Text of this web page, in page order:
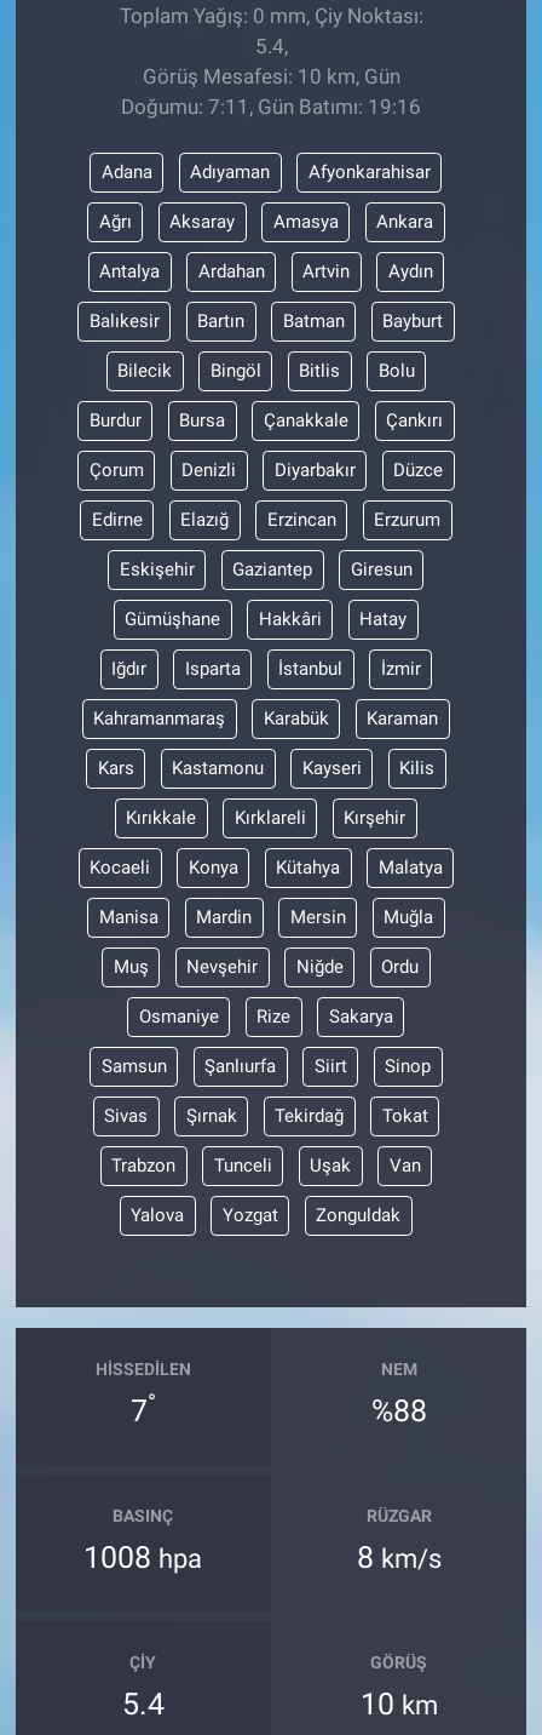
Toplam Yağış: 0 mm, Çiy Noktası:
5.4,
Görüş Mesafesi: 10 km, Gün
Doğumu: 7:11, Gün Batımı: 19:16
Adana Adıyaman Afyonkarahisar
Ağrı Aksaray Amasya Ankara
Antalya Ardahan Artvin Aydın
Balıkesir Bartın Batman Bayburt
Bilecik Bingöl Bitlis Bolu
Burdur Bursa Çanakkale Çankırı
Çorum Denizli Diyarbakır Düzce
Edirne Elazığ Erzincan Erzurum
Eskişehir Gaziantep Giresun
Gümüşhane Hakkâri Hatay
Iğdır Isparta İstanbul İzmir
Kahramanmaraş Karabük Karaman
Kars Kastamonu Kayseri Kilis
Kırıkkale Kırklareli Kırşehir
Kocaeli Konya Kütahya Malatya
Manisa Mardin Mersin Muğla
Muş Nevşehir Niğde Ordu
Osmaniye Rize Sakarya
Samsun Şanlıurfa Siirt Sinop
Sivas Şırnak Tekirdağ Tokat
Trabzon Tunceli Uşak Van
Yalova Yozgat Zonguldak
HISSEDILEN
7°
NEM
%88
BASINÇ
1008 hpa
RÜZGAR
8 km/s
ÇIY
5.4
GÖRÜŞ
10 km